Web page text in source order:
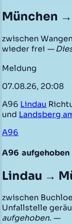
München
zwischen
wieder frei —
Meldung
07.08.26, 20:08
A96 Lindau
und Landsberg
A96
A96 aufgehoben
Lindau →
zwischen
Unfallstelle
aufgehoben. —